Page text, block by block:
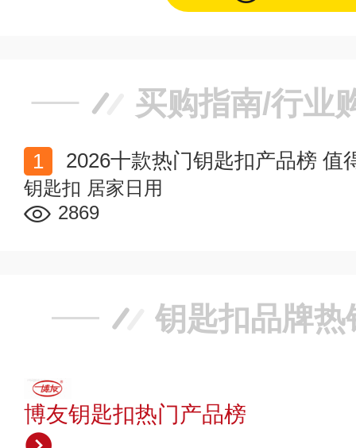
买购指南/行业
2026十款热门钥匙扣产品榜 值
钥匙扣 居家日用
2869
钥匙扣品牌热
博友钥匙扣热门产品榜